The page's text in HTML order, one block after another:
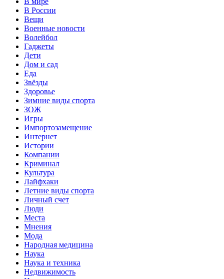
В России
Вещи
Военные новости
Волейбол
Гаджеты
Дети
Дом и сад
Еда
Звёзды
Здоровье
Зимние виды спорта
ЗОЖ
Игры
Импортозамещение
Интернет
Истории
Компании
Криминал
Культура
Лайфхаки
Летние виды спорта
Личный счет
Люди
Места
Мнения
Мода
Народная медицина
Наука
Наука и техника
Недвижимость